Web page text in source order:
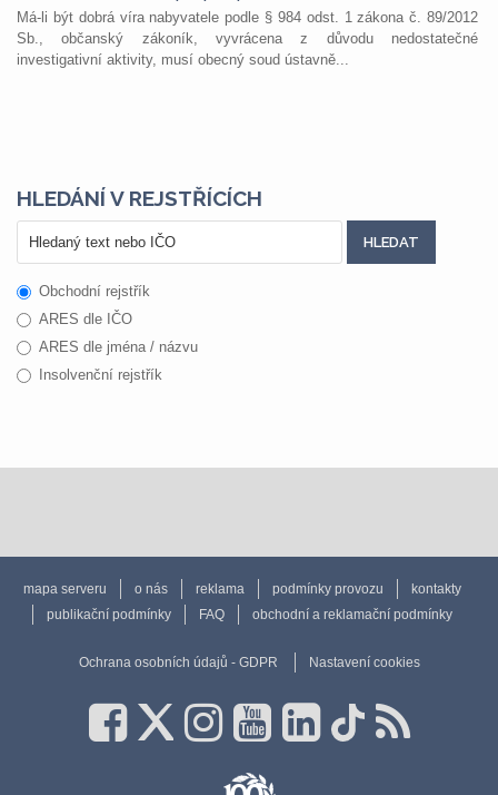
Má-li být dobrá víra nabyvatele podle § 984 odst. 1 zákona č. 89/2012
Sb., občanský zákoník, vyvrácena z důvodu nedostatečné
investigativní aktivity, musí obecný soud ústavně...
HLEDÁNÍ V REJSTŘÍCÍCH
Obchodní rejstřík
ARES dle IČO
ARES dle jména / názvu
Insolvenční rejstřík
mapa serveru o nás reklama podmínky provozu
kontakty
publikační podmínky
FAQ obchodní a reklamační podmínky
Ochrana osobních údajů - GDPR Nastavení cookies